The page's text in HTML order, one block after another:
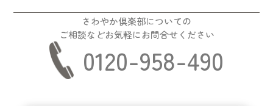
さわやか倶楽部についての
ご相談などお気軽にお問合せください
0120-958-490